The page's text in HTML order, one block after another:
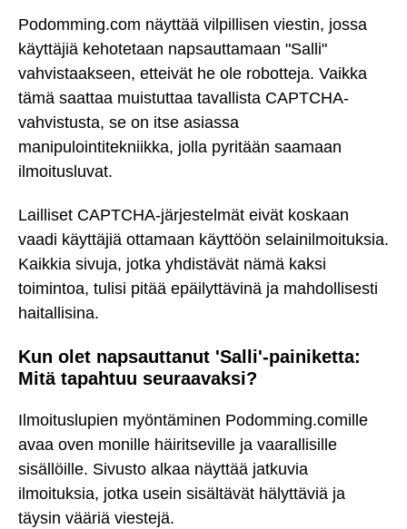
Podomming.com näyttää vilpillisen viestin, jossa
käyttäjiä kehotetaan napsauttamaan "Salli"
vahvistaakseen, etteivät he ole robotteja. Vaikka
tämä saattaa muistuttaa tavallista CAPTCHA-
vahvistusta, se on itse asiassa
manipulointitekniikka, jolla pyritään saamaan
ilmoitusluvat.
Lailliset CAPTCHA-järjestelmät eivät koskaan
vaadi käyttäjiä ottamaan käyttöön selainilmoituksia.
Kaikkia sivuja, jotka yhdistävät nämä kaksi
toimintoa, tulisi pitää epäilyttävinä ja mahdollisesti
haitallisina.
Kun olet napsauttanut 'Salli'-painiketta:
Mitä tapahtuu seuraavaksi?
Ilmoituslupien myöntäminen Podomming.comille
avaa oven monille häiritseville ja vaarallisille
sisällöille. Sivusto alkaa näyttää jatkuvia
ilmoituksia, jotka usein sisältävät hälyttäviä ja
täysin vääriä viestejä.